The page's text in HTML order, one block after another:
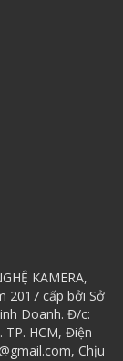
KAMERA,
2017 cấp bởi Sở
Doanh. Đ/c:
TP. HCM, Điện
Chịu